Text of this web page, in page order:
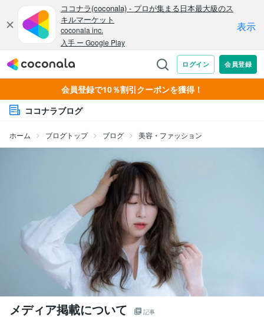
会員登録で10％割引クーポンを獲得！
ココナラブログ
ホーム ブログトップ ブログ 美容・ファッション
メディア掲載について 記事